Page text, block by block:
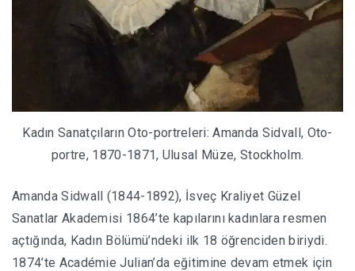
Kadın Sanatçıların Oto-portreleri: Amanda Sidvall, Oto-
portre, 1870-1871, Ulusal Müze, Stockholm.
Amanda Sidwall (1844-1892), İsveç Kraliyet Güzel
Sanatlar Akademisi 1864’te kapılarını kadınlara resmen
açtığında, Kadın Bölümü’ndeki ilk 18 öğrenciden biriydi.
1874’te Académie Julian’da eğitimine devam etmek için